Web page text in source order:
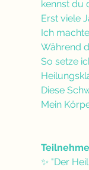
kennst du
Erst viele
Ich
Während
So setze
Diese
Mein
✨ "Der